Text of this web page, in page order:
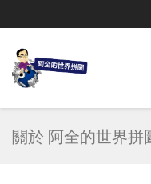
關於 阿全的世界拼